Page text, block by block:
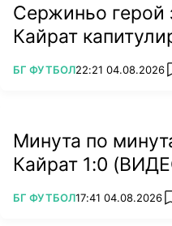
Сержиньо герой
Кайрат
ПОВЕЧЕ ОТ
БГ ФУТБОЛ22:21 04.08.2026
Минута по
Кайрат 1:0
ПОВЕЧЕ ОТ
БГ ФУТБОЛ17:41 04.08.2026